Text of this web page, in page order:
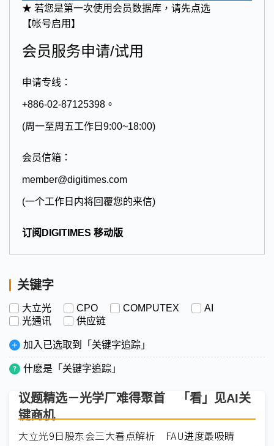
★ 若您是第一次使用会员数据库，请先点选
【帐号启用】
会员服务申请/试用
申请专线：
+886-02-87125398。
(周一至周五工作日9:00~18:00)
会员信箱：
member@digitimes.com
(一个工作日内将回覆您的来信)
订阅DIGITIMES 移动版
关键字
大立光 CPO COMPUTEX
AI
光通讯
供应链
加入已选取到「关键字追踪」
什麽是「关键字追踪」
议题精选－光学厂难得聚首 「看」见AI关
键商机
大立光9日股东会三大看点解析 FAU进度最吸睛